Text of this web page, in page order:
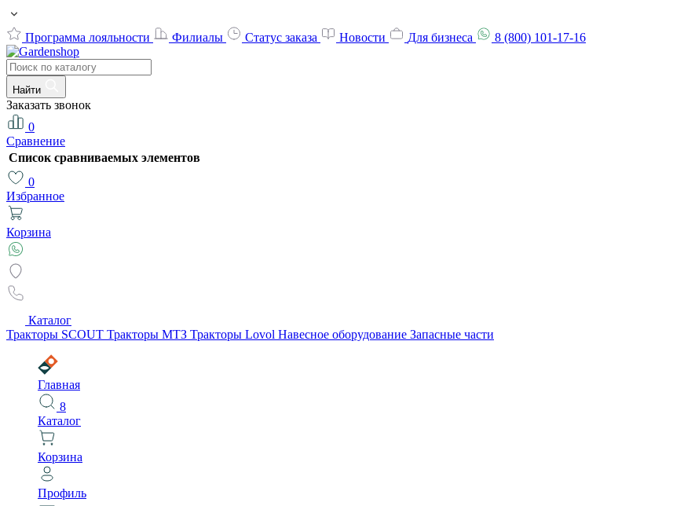
Программа лояльности Филиалы Статус заказа Новости Для бизнеса 8 (800) 101-17-16
Найти
Заказать звонок
0
Сравнение
Список сравниваемых элементов
0
Избранное
Корзина
Каталог
Тракторы SCOUT Тракторы МТЗ Тракторы Lovol Навесное оборудование Запасные части
Главная
8
Каталог
Корзина
Профиль